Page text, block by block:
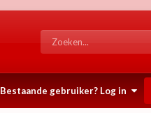
Bestaande gebruiker? Log in